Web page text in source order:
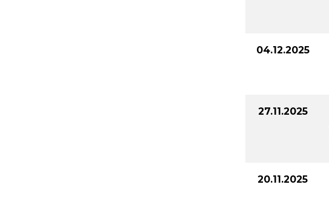
04.12.2025
27.11.2025
20.11.2025